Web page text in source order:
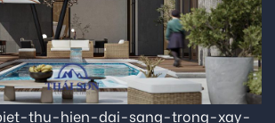
thu-hien-dai-sang-trong-xay-